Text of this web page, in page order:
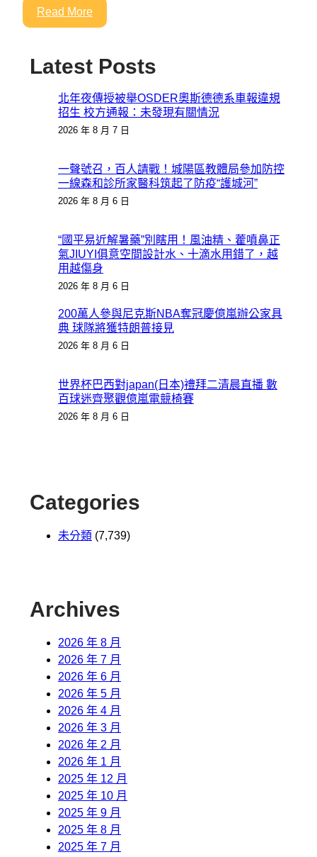
Read More
Latest Posts
北年夜傳授被舉OSDER奧斯德德系車報違規
招生 校方通報：未發現有關情況
2026 年 8 月 7 日
一聲號召，百人請戰！城陽區教體局參加防控
一線森和診所家醫科筑起了防疫“護城河”
2026 年 8 月 6 日
“國平易近解暑藥”別瞎用！風油精、藿噴鼻正
氣JIUYI俱意空間設計水、十滴水用錯了，越
用越傷身
2026 年 8 月 6 日
200萬人參與尼克斯NBA奪冠慶億嵐辦公家具
典 球隊將獲特朗普接見
2026 年 8 月 6 日
世界杯巴西對japan(日本)禮拜二清晨直播 數
百球迷齊聚觀億嵐電競椅賽
2026 年 8 月 6 日
Categories
未分類 (7,739)
Archives
2026 年 8 月
2026 年 7 月
2026 年 6 月
2026 年 5 月
2026 年 4 月
2026 年 3 月
2026 年 2 月
2026 年 1 月
2025 年 12 月
2025 年 10 月
2025 年 9 月
2025 年 8 月
2025 年 7 月